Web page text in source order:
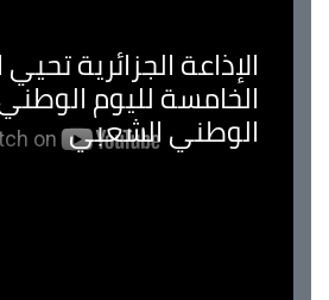
الجزائرية تحيي الذكرى
لليوم الوطني للجيش
الشعبي